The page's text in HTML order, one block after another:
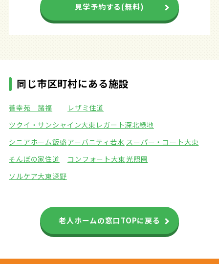
見学予約する(無料)
同じ市区町村にある施設
善幸苑 諸福
レザミ住道
ツクイ・サンシャイン大東 レガート深北緑地
シニアホーム飯盛アーバニティ若水 スーパー・コート大東
そんぽの家住道
コンフォート大東 光照園
ソルケア大東深野
老人ホームの窓口TOPに戻る